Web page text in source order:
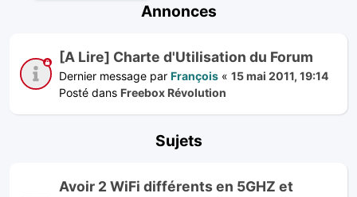
Annonces
[A Lire] Charte d'Utilisation du Forum
Dernier message par François « 15 mai 2011, 19:14
Posté dans Freebox Révolution
Sujets
Avoir 2 WiFi différents en 5GHZ et